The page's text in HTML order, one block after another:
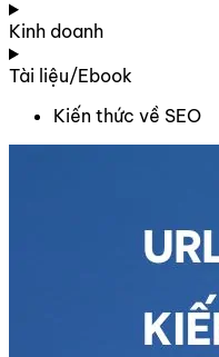
Kinh doanh
Tài liệu/Ebook
Kiến thức về SEO